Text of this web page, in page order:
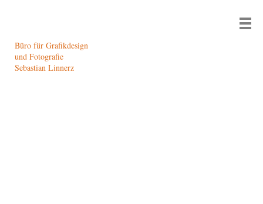
Büro für Grafikdesign
und Fotografie
Sebastian Linnerz